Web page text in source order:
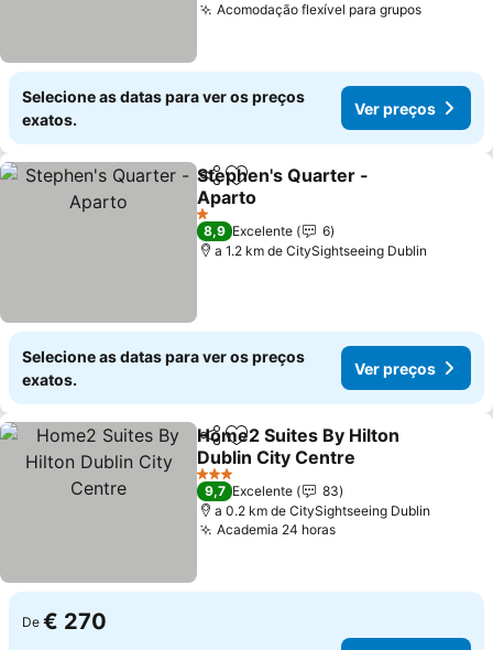
Acomodação flexível para grupos
Selecione as datas para ver os preços
exatos.
Ver preços
PartilharAdicionar aos favoritos
Stephen's Quarter -
Aparto
1 Estrelas
8,9 Excelente
6
a 1.2 km de CitySightseeing Dublin
Selecione as datas para ver os preços
exatos.
Ver preços
PartilharAdicionar aos favoritos
Home2 Suites By Hilton
Dublin City Centre
3 Estrelas
9,7 Excelente
83
a 0.2 km de CitySightseeing Dublin
Academia 24 horas
De € 270